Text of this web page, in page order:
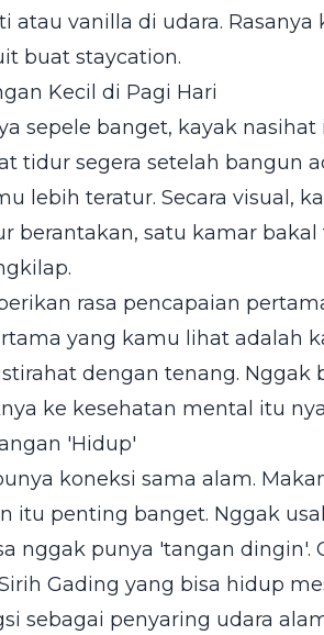
atau vanilla di udara.
buat staycation.
Kecil di Pagi Hari
sepele banget, kayak nasihat
tidur segera setelah bangun
lebih teratur. Secara visual,
berantakan, satu kamar
rasa pencapaian
yang kamu lihat adalah
dengan tenang. Nggak
ke kesehatan mental itu
'Hidup'
koneksi sama alam.
itu penting banget. Nggak
nggak punya 'tangan dingin'.
Gading yang bisa hidup
sebagai penyaring udara